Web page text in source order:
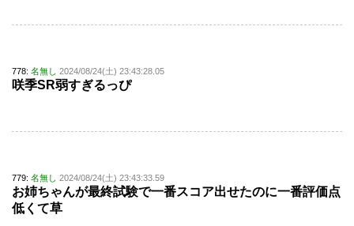
778: 名無し 2024/08/24(土) 23:43:28.05
咲季SR弱すぎるっぴ
779: 名無し 2024/08/24(土) 23:43:33.59
お姉ちゃんが最終試験で一番スコア出せたのに一番評価点
低くて草